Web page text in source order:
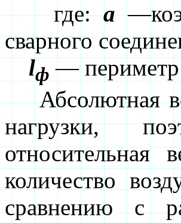
где: a
сварного
lф — периметр
Абсолютная
нагрузки,
относительная
количество
сравнению с